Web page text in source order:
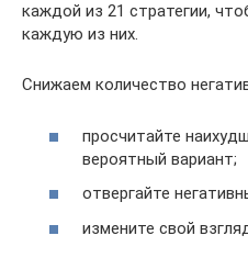
каждой из 21 стратегии,
каждую из них.
Снижаем количество
просчитайте
вероятный вариант;
отвергайте
измените свой